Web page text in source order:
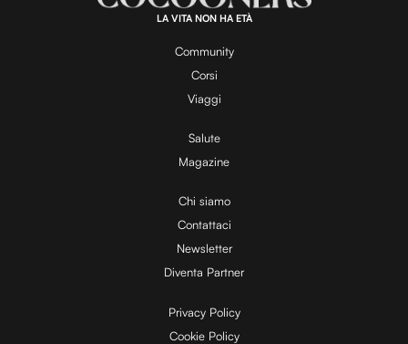
y
V
i
d
e
0
.
0
LA VITA NON HA ETÀ
Community
Corsi
Viaggi
Salute
Magazine
Chi siamo
Contattaci
Newsletter
Diventa Partner
Privacy Policy
Cookie Policy